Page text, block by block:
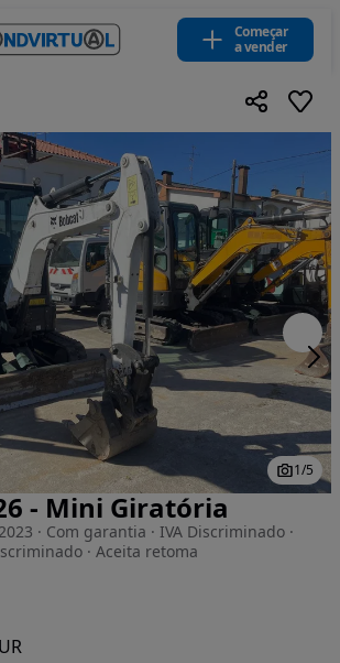
Começar
a vender
1/5
- Mini Giratória
· Com garantia · IVA Discriminado ·
· Aceita retoma